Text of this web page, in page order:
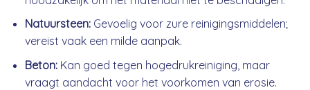
Natuursteen:Gevoelig voor zure reinigingsmiddelen;
vereist vaak een milde aanpak.
Beton:Kan goed tegen hogedrukreiniging, maar
vraagt aandacht voor het voorkomen van erosie.